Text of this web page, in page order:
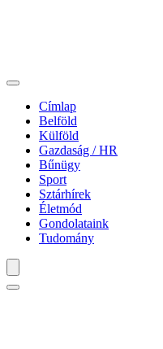
Címlap
Belföld
Külföld
Gazdaság / HR
Bűnügy
Sport
Sztárhírek
Életmód
Gondolataink
Tudomány